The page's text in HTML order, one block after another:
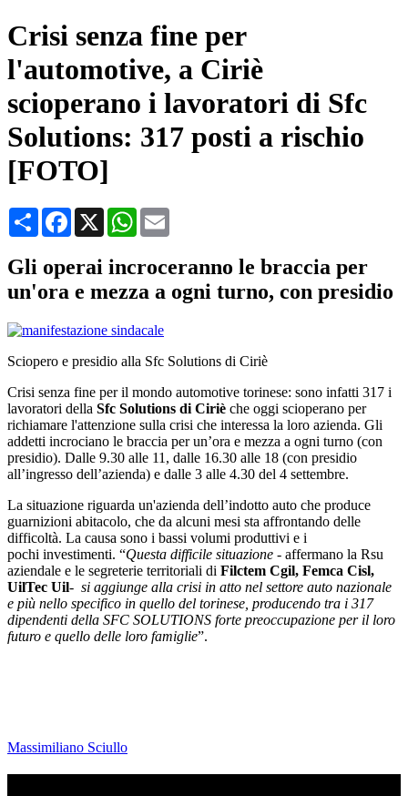
Crisi senza fine per
l'automotive, a Ciriè
scioperano i lavoratori di Sfc
Solutions: 317 posti a rischio
[FOTO]
CondividiFacebook
X WhatsApp
Gli operai incroceranno le braccia per
un'ora e mezza a ogni turno, con presidio
Sciopero e presidio alla Sfc Solutions di Ciriè
Crisi senza fine per il mondo automotive torinese: sono infatti 317 i
lavoratori della Sfc Solutions di Ciriè che oggi scioperano per
richiamare l'attenzione sulla crisi che interessa la loro azienda. Gli
addetti incrociano le braccia per un’ora e mezza a ogni turno (con
presidio). Dalle 9.30 alle 11, dalle 16.30 alle 18 (con presidio
all’ingresso dell’azienda) e dalle 3 alle 4.30 del 4 settembre.
La situazione riguarda un'azienda dell’indotto auto che produce
guarnizioni abitacolo, che da alcuni mesi sta affrontando delle
difficoltà. La causa sono i bassi volumi produttivi e i
pochi investimenti. “Questa difficile situazione - affermano la Rsu
aziendale e le segreterie territoriali di Filctem Cgil, Femca Cisl,
UilTec Uil- si aggiunge alla crisi in atto nel settore auto nazionale
e più nello specifico in quello del torinese, producendo tra i 317
dipendenti della SFC SOLUTIONS forte preoccupazione per il loro
futuro e quello delle loro famiglie”.
Massimiliano Sciullo